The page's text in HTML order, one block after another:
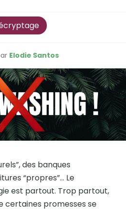
Elodie Santos
des banques
“propres”… Le
est partout. Trop partout,
certaines promesses se